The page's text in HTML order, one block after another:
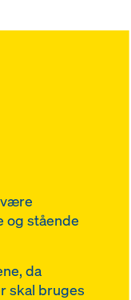
og stående
da
skal bruges